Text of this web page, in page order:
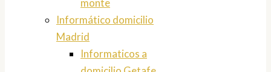
monte
Informático domicilio
Madrid
Informaticos a